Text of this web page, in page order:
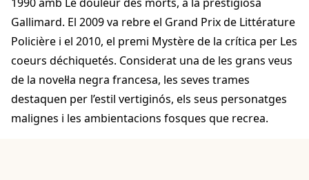
Gallimard. El 2009 va rebre el Grand Prix de Littérature
Policière i el 2010, el premi Mystère de la crítica per Les
coeurs déchiquetés. Considerat una de les grans veus
de la novel·la negra francesa, les seves trames
destaquen per l’estil vertiginós, els seus personatges
malignes i les ambientacions fosques que recrea.